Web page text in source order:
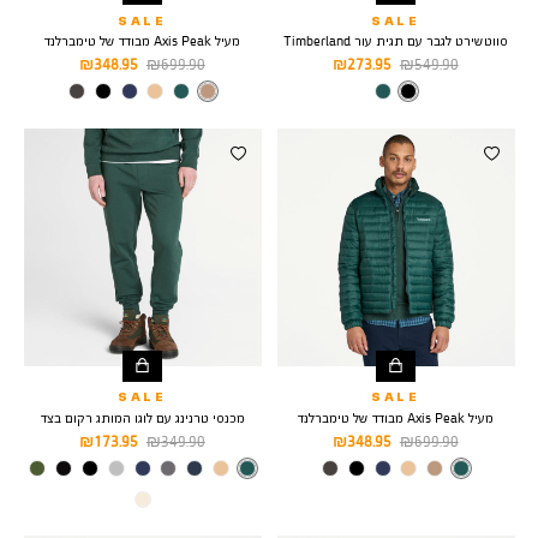
SALE
סווטשירט לגבר עם תגית עור Timberland
מחיר
מוצר
273.95 ₪
מחיר
549.90 ₪
צבע
BLACK
SALE
מעיל Axis Peak מבודד של טימברלנד
מחיר
מוצר
348.95 ₪
מחיר
רגיל
699.90 ₪
צבע
Taupe
SALE
מעיל Axis Peak מבודד של טימברלנד
מחיר
מוצר
348.95 ₪
מחיר
רגיל
699.90 ₪
צבע
FOREST
SALE
מכנסי טרנינג עם לוגו המותג רקום בצד
מחיר
מוצר
173.95 ₪
מחיר
רגיל
349.90 ₪
צבע
FOREST